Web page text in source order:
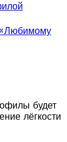
будет
лёгкости